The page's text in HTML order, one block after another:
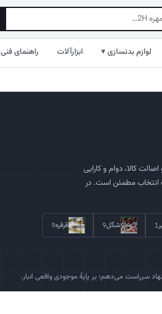
لوازم بدنسازی ▾ ابزارآلات راهنمای فنی
کالا، دوام و کارایی
انتخاب مطمئن است. در
1 شگل9 قرقره9
سرراست می‌دهم؛ بر پایهٔ موجودی واقعی انبار.